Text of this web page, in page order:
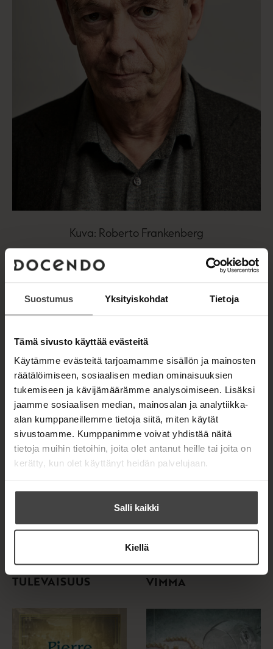
Suostumus Yksityiskohdat Tietoja
Tämä sivusto käyttää evästeitä
Käytämme evästeitä tarjoamamme sisällön ja mainosten
räätälöimiseen, sosiaalisen median ominaisuuksien
tukemiseen ja kävijämäärämme analysoimiseen. Lisäksi
jaamme sosiaalisen median, mainosalan ja analytiikka-
alan kumppaneillemme tietoja siitä, miten käytät
sivustoamme. Kumppanimme voivat yhdistää näitä
tietoja muihin tietoihin, joita olet antanut heille tai joita on
kerätty, kun olet käyttänyt heidän palvelujaan.
Salli kaikki
Kiellä
Kuva: Roberto Frankenberg
TEOKSET
SÄTEILEVÄ
TULEVAISUUS
Pierre Lemaitre
VAIKENEMINEN JA
VIMMA